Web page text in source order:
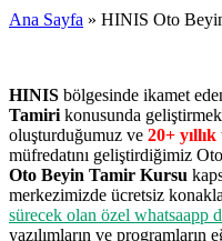
Ana Sayfa » HINIS Oto
HINIS bölgesinde ikamet
Tamiri konusunda
oluşturduğumuz ve 20+ yıllık
müfredatını geliştirdiğimiz
Oto Beyin Tamir Kursu
merkezimizde ücretsiz
sürecek olan özel whatsaapp
yazılımların ve programların